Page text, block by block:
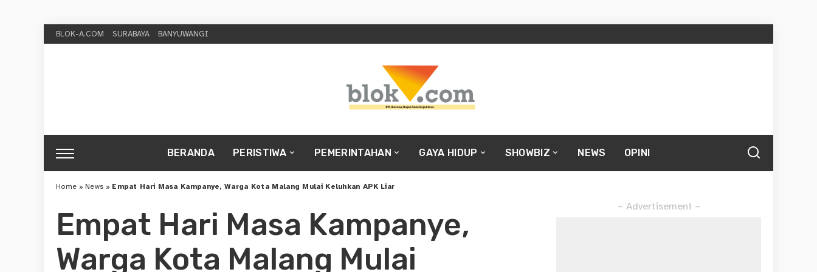
BLOK-A.COM SURABAYA BANYUWANGI
BERANDA PERISTIWA PEMERINTAHAN GAYA HIDUP SHOWBIZ NEWS OPINI
Home »News » Empat Hari Masa Kampanye, Warga Kota Malang Mulai Keluhkan APK Liar
Empat Hari Masa Kampanye,
Warga Kota Malang Mulai
– Advertisement –